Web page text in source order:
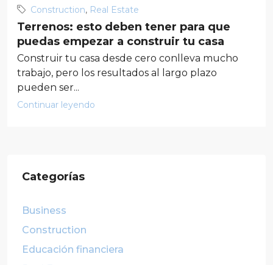
Construction, Real Estate
Terrenos: esto deben tener para que
puedas empezar a construir tu casa
Construir tu casa desde cero conlleva mucho
trabajo, pero los resultados al largo plazo
pueden ser...
Continuar leyendo
Categorías
Business
Construction
Educación financiera